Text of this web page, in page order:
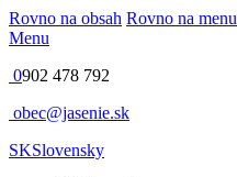
Rovno na obsah Rovno na menu
Menu
0902 478 792
obec@jasenie.sk
SKSlovensky